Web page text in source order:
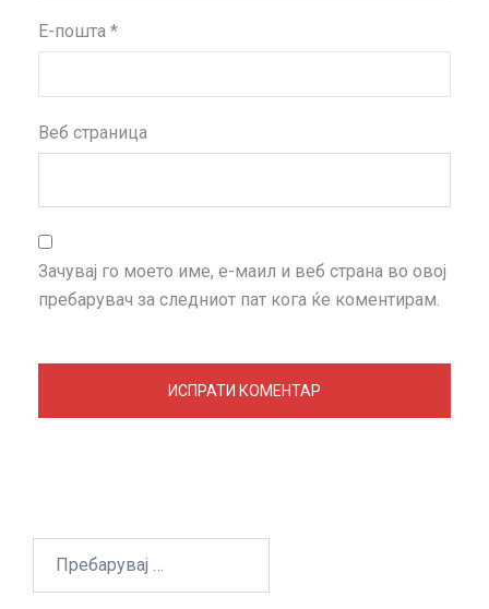
Е-пошта *
Веб страница
Зачувај го моето име, е-маил и веб страна во овој
пребарувач за следниот пат кога ќе коментирам.